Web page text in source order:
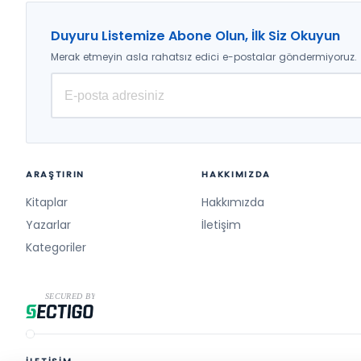
Duyuru Listemize Abone Olun, İlk Siz Okuyun
Merak etmeyin asla rahatsız edici e-postalar göndermiyoruz.
ARAŞTIRIN
Kitaplar
Yazarlar
Kategoriler
HAKKIMIZDA
Hakkımızda
İletişim